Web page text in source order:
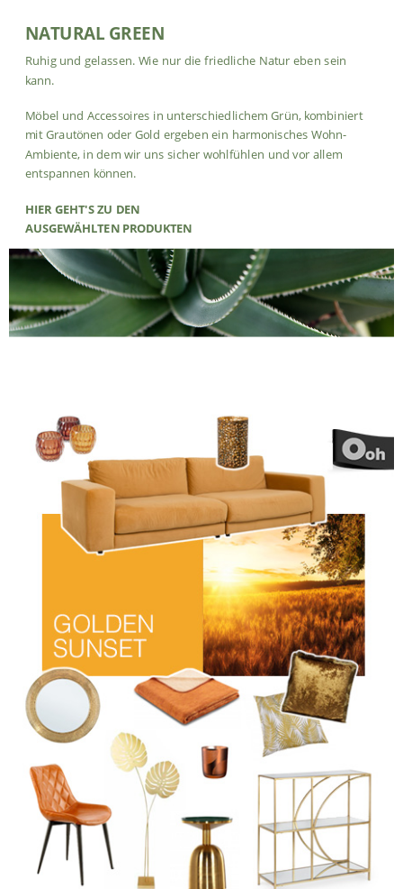
NATURAL GREEN
Ruhig und gelassen. Wie nur die friedliche Natur eben sein
kann.
Möbel und Accessoires in unterschiedlichem Grün, kombiniert
mit Grautönen oder Gold ergeben ein harmonisches Wohn-
Ambiente, in dem wir uns sicher wohlfühlen und vor allem
entspannen können.
HIER GEHT'S ZU DEN
AUSGEWÄHLTEN PRODUKTEN